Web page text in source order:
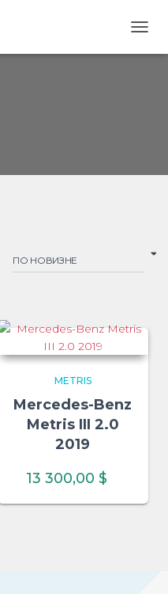
недавние
METRIS
Mercedes-Benz
Metris III 2.0
2019
13 300,00 $